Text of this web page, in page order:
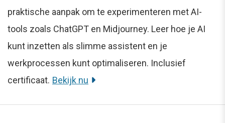
praktische aanpak om te experimenteren met AI-
tools zoals ChatGPT en Midjourney. Leer hoe je AI
kunt inzetten als slimme assistent en je
werkprocessen kunt optimaliseren. Inclusief
certificaat. Bekijk nu